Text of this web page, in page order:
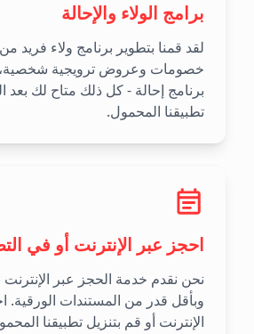
برامج الولاء والإحالة
لقد قمنا بتطوير برنامج ولاء فريد
خصومات وعروض ترويجية شخصية،
برنامج إحالة - كل ذلك متاح لك
تطبيقنا المحمول.
احجز عبر الإنترنت أو في
نحن نقدم خدمة الحجز عبر
وبأقل قدر من المستندات الورقية.
الإنترنت أو قم بتنزيل تطبيقنا